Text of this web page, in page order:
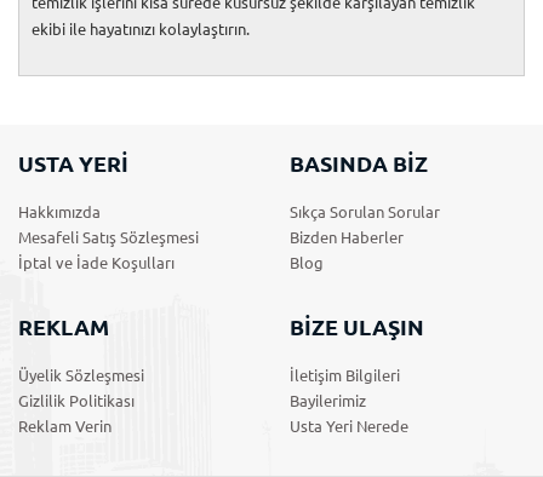
ekibi ile hayatınızı kolaylaştırın.
USTA YERİ
Hakkımızda
Mesafeli Satış Sözleşmesi
İptal ve İade Koşulları
BASINDA BİZ
Sıkça Sorulan Sorular
Bizden Haberler
Blog
REKLAM
Üyelik Sözleşmesi
Gizlilik Politikası
Reklam Verin
BİZE ULAŞIN
İletişim Bilgileri
Bayilerimiz
Usta Yeri Nerede